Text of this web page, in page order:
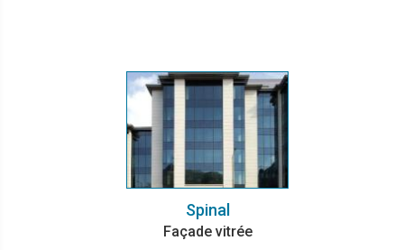
Spinal
Façade vitrée